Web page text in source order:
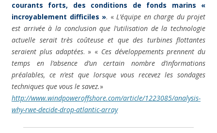
courants forts, des conditions de fonds marins «
incroyablement difficiles ». « L’équipe en charge du projet
est arrivée à la conclusion que l’utilisation de la technologie
actuelle serait très coûteuse et que des turbines flottantes
seraient plus adaptées. » « Ces développements prennent du
temps en l’absence d’un certain nombre d’informations
préalables, ce n’est que lorsque vous recevez les sondages
techniques que vous le savez.»
http://www.windpoweroffshore.com/article/1223085/analysis-
why-rwe-decide-drop-atlantic-array